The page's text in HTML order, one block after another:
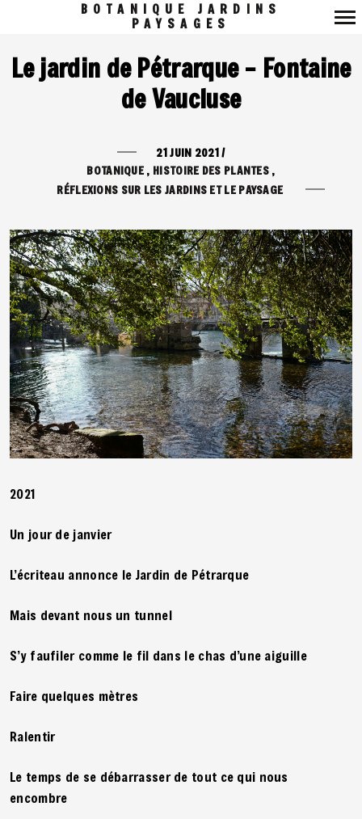
principale
BOTANIQUE JARDINS
PAYSAGES
Le jardin de Pétrarque – Fontaine
de Vaucluse
21 JUIN 2021/
BOTANIQUE
HISTOIRE DES PLANTES
RÉFLEXIONS SUR LES JARDINS ET LE PAYSAGE
2021
Un jour de janvier
L’écriteau annonce le Jardin de Pétrarque
Mais devant nous un tunnel
S’y faufiler comme le fil dans le chas d’une aiguille
Faire quelques mètres
Ralentir
Le temps de se débarrasser de tout ce qui nous
encombre